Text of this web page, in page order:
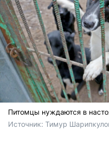
Питомцы нуждаются в
Источник: Тимур